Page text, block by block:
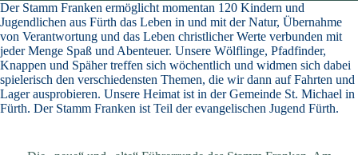
Der Stamm Franken ermöglicht momentan 120 Kindern und
Jugendlichen aus Fürth das Leben in und mit der Natur, Übernahme
von Verantwortung und das Leben christlicher Werte verbunden mit
jeder Menge Spaß und Abenteuer. Unsere Wölflinge, Pfadfinder,
Knappen und Späher treffen sich wöchentlich und widmen sich dabei
spielerisch den verschiedensten Themen, die wir dann auf Fahrten und
Lager ausprobieren. Unsere Heimat ist in der Gemeinde St. Michael in
Fürth. Der Stamm Franken ist Teil der evangelischen Jugend Fürth.